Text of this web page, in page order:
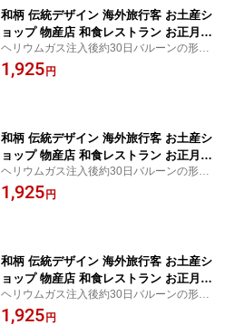
和柄 伝統デザイン 海外旅行客 お土産シ
ョップ 物産店 和食レストラン お正月 1
か月浮遊 Ibrexバルーン 14インチ小紋
七宝 黒パッケージ入 六角形 W28cm×H
ヘリウムガス注入後約30日バルーンの形状
を維持し、浮遊します。
1,925 円
和柄 伝統デザイン 海外旅行客 お土産シ
ョップ 物産店 和食レストラン お正月 1
か月浮遊 Ibrexバルーン 14インチ小紋
七宝 金パッケージ入 六角形 W28cm×H
ヘリウムガス注入後約30日バルーンの形状
を維持し、浮遊します。
1,925 円
和柄 伝統デザイン 海外旅行客 お土産シ
ョップ 物産店 和食レストラン お正月 1
か月浮遊 Ibrexバルーン 14インチ小紋
七宝 赤パッケージ入 六角形 W28cm×H
ヘリウムガス注入後約30日バルーンの形状
を維持し、浮遊します。
1,925 円